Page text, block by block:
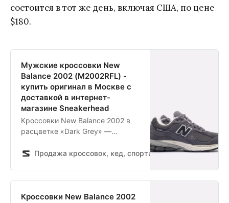
состоится в тот же день, включая США, по цене
$180.
Мужские кроссовки New
Balance 2002 (M2002RFL) -
купить оригинал в Москве с
доставкой в интернет-
магазине Sneakerhead
Кроссовки New Balance 2002 в
расцветке «Dark Grey» —
комфортных прогулок по городу
натуральной замши, а резиновая
Продажа кроссовок, кед, спортивной обуви и
Кроссовки New Balance 2002